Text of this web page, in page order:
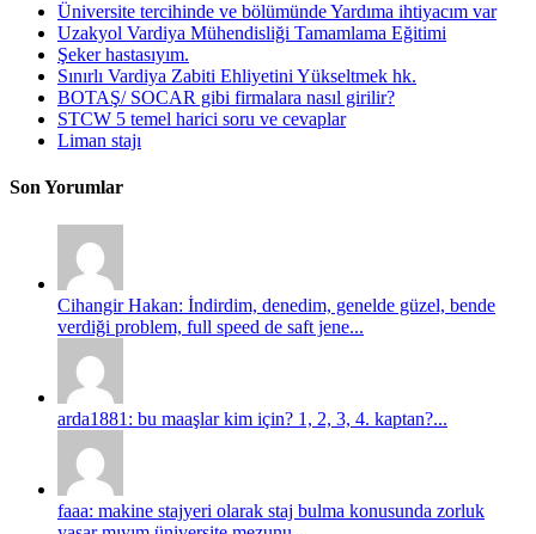
Üniversite tercihinde ve bölümünde Yardıma ihtiyacım var
Uzakyol Vardiya Mühendisliği Tamamlama Eğitimi
Şeker hastasıyım.
Sınırlı Vardiya Zabiti Ehliyetini Yükseltmek hk.
BOTAŞ/ SOCAR gibi firmalara nasıl girilir?
STCW 5 temel harici soru ve cevaplar
Liman stajı
Son Yorumlar
Cihangir Hakan: İndirdim, denedim, genelde güzel, bende
verdiği problem, full speed de saft jene...
arda1881: bu maaşlar kim için? 1, 2, 3, 4. kaptan?...
faaa: makine stajyeri olarak staj bulma konusunda zorluk